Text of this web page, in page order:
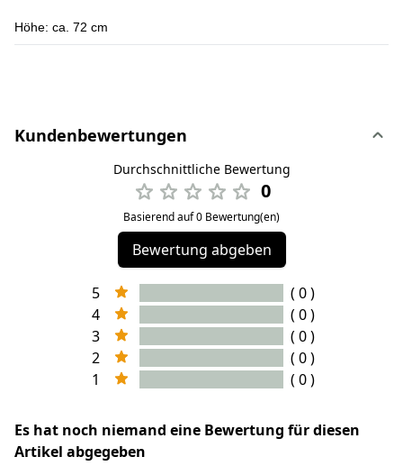
Höhe: ca. 72 cm
Kundenbewertungen
Durchschnittliche Bewertung
0
Basierend auf 0 Bewertung(en)
Bewertung abgeben
5
( 0 )
4
( 0 )
3
( 0 )
2
( 0 )
1
( 0 )
Es hat noch niemand eine Bewertung für diesen
Artikel abgegeben